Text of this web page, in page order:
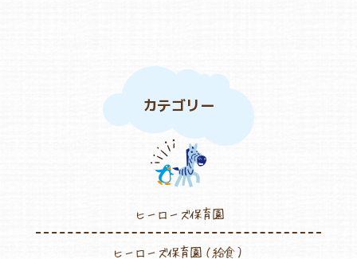
カテゴリー
ヒーローズ保育園
ヒーローズ保育園（給食）